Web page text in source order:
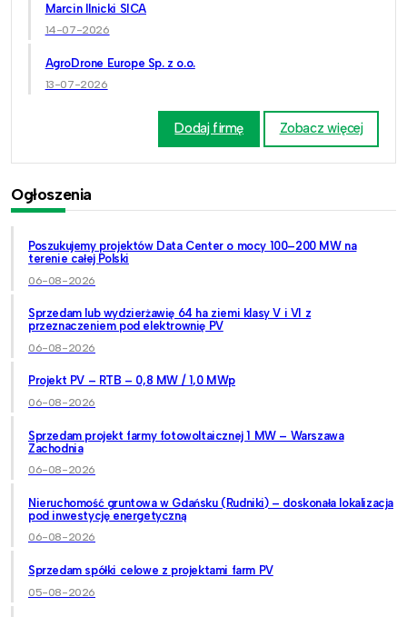
Marcin Ilnicki SICA
14-07-2026
AgroDrone Europe Sp. z o.o.
13-07-2026
Dodaj firmę Zobacz więcej
Ogłoszenia
Poszukujemy projektów Data Center o mocy 100–200 MW na
terenie całej Polski
06-08-2026
Sprzedam lub wydzierżawię 64 ha ziemi klasy V i VI z
przeznaczeniem pod elektrownię PV
06-08-2026
Projekt PV – RTB – 0,8 MW / 1,0 MWp
06-08-2026
Sprzedam projekt farmy fotowoltaicznej 1 MW – Warszawa
Zachodnia
06-08-2026
Nieruchomość gruntowa w Gdańsku (Rudniki) – doskonała lokalizacja
pod inwestycję energetyczną
06-08-2026
Sprzedam spółki celowe z projektami farm PV
05-08-2026